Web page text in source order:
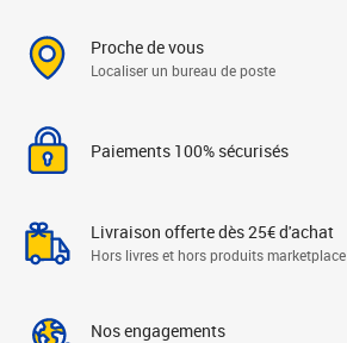
Proche de vous
Localiser un bureau de poste
Paiements 100% sécurisés
Livraison offerte dès 25€ d'achat
Hors livres et hors produits marketplace
Nos engagements